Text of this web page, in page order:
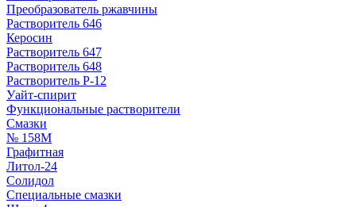
Преобразователь ржавчины
Растворитель 646
Керосин
Растворитель 647
Растворитель 648
Растворитель Р-12
Уайт-спирит
Функциональные растворители
Смазки
№ 158М
Графитная
Литол-24
Солидол
Специальные смазки